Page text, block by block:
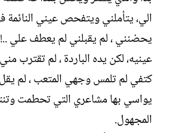
الي، يتأملني ويتفحص عيني النائمة
يحضنني ، لم يقبلني لم يعطف علي
عينيه، لكن يده الباردة ، لم تقترب
كتفي لم تلمس وجهي المتعب ، لم
يواسي بها مشاعري التي تحطمت
المجهول.